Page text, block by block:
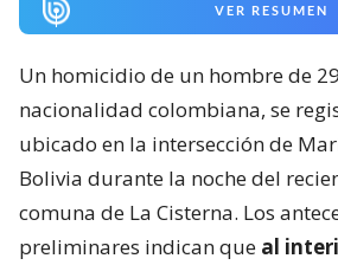
VER RESUMEN
Un homicidio de un hombre de
nacionalidad colombiana, se
ubicado en la intersección de
Bolivia durante la noche del
comuna de La Cisterna. Los
preliminares indican que al